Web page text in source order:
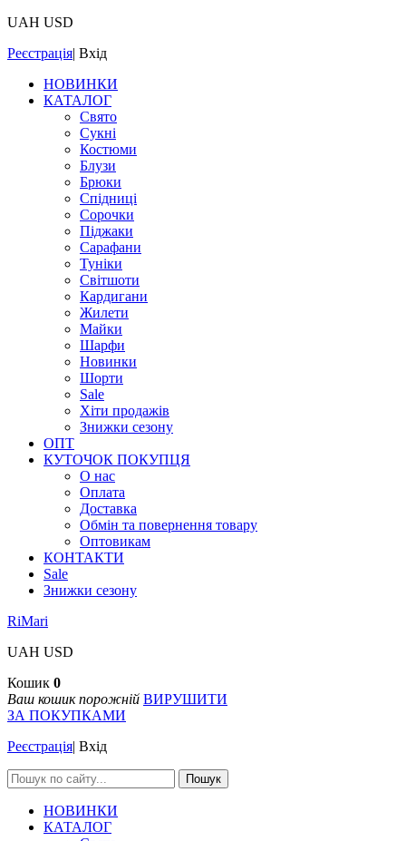
UAH USD
Реєстрація| Вхід
НОВИНКИ
КАТАЛОГ
Свято
Сукні
Костюми
Блузи
Брюки
Спідниці
Сорочки
Піджаки
Сарафани
Туніки
Світшоти
Кардигани
Жилети
Майки
Шарфи
Новинки
Шорти
Sale
Хіти продажів
Знижки сезону
ОПТ
КУТОЧОК ПОКУПЦЯ
О нас
Оплата
Доставка
Обмін та повернення товару
Оптовикам
КОНТАКТИ
Sale
Знижки сезону
RiMari
UAH USD
Кошик 0
Ваш кошик порожній ВИРУШИТИ
ЗА ПОКУПКАМИ
Реєстрація| Вхід
Пошук
НОВИНКИ
КАТАЛОГ